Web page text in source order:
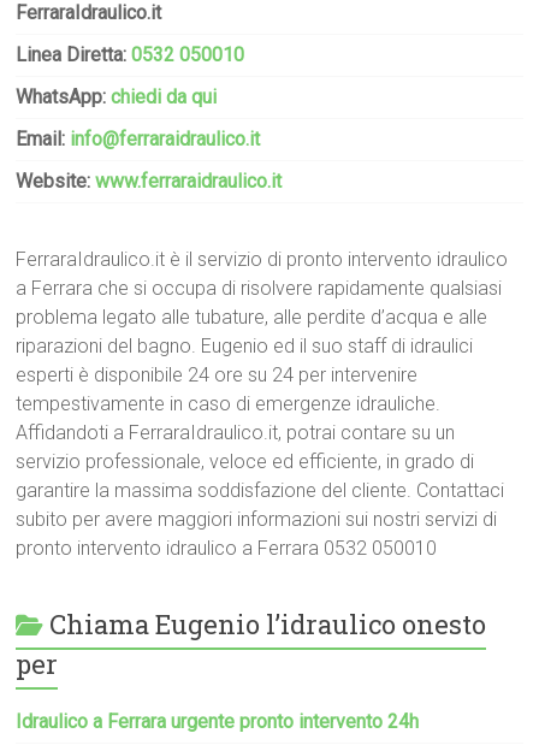
FerraraIdraulico.it
Linea Diretta:0532 050010
WhatsApp:chiedi da qui
Email: info@ferraraidraulico.it
Website:www.ferraraidraulico.it
FerraraIdraulico.it è il servizio di pronto intervento idraulico
a Ferrara che si occupa di risolvere rapidamente qualsiasi
problema legato alle tubature, alle perdite d’acqua e alle
riparazioni del bagno. Eugenio ed il suo staff di idraulici
esperti è disponibile 24 ore su 24 per intervenire
tempestivamente in caso di emergenze idrauliche.
Affidandoti a FerraraIdraulico.it, potrai contare su un
servizio professionale, veloce ed efficiente, in grado di
garantire la massima soddisfazione del cliente. Contattaci
subito per avere maggiori informazioni sui nostri servizi di
pronto intervento idraulico a Ferrara 0532 050010
Chiama Eugenio l’idraulico onesto
per
Idraulico a Ferrara urgente pronto intervento 24h